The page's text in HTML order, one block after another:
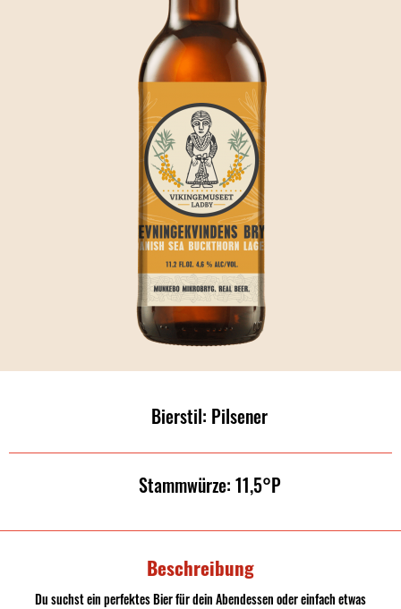
Bierstil: Pilsener
Stammwürze: 11,5°P
Beschreibung
Du suchst ein perfektes Bier für dein Abendessen oder einfach etwas